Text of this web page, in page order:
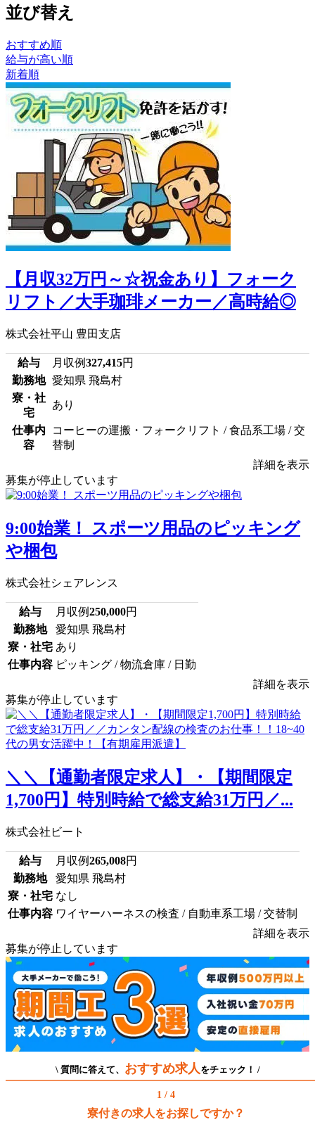
並び替え
おすすめ順
給与が高い順
新着順
【月収32万円～☆祝金あり】フォーク
リフト／大手珈琲メーカー／高時給◎
株式会社平山 豊田支店
給与 月収例327,415円
勤務地 愛知県 飛島村
寮・社
宅
あり
仕事内
容
コーヒーの運搬・フォークリフト / 食品系工場 / 交
替制
詳細を表示
募集が停止しています
9:00始業！ スポーツ用品のピッキング
や梱包
株式会社シェアレンス
給与 月収例250,000円
勤務地
愛知県 飛島村
寮・社宅 あり
仕事内容 ピッキング / 物流倉庫 / 日勤
詳細を表示
募集が停止しています
＼＼【通勤者限定求人】・【期間限定
1,700円】特別時給で総支給31万円／...
株式会社ビート
給与 月収例265,008円
勤務地
愛知県 飛島村
寮・社宅 なし
仕事内容 ワイヤーハーネスの検査 / 自動車系工場 / 交替制
詳細を表示
募集が停止しています
\ 質問に答えて、 おすすめ求人 をチェック！ /
1 / 4
寮付きの求人をお探しですか？